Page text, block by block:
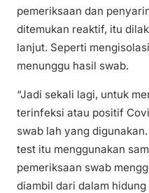
pemeriksaan dan
ditemukan reaktif, itu
lanjut. Seperti
menunggu hasil swab.
“Jadi sekali lagi, untuk
terinfeksi atau positif
swab lah yang
test itu menggunakan
pemeriksaan swab
diambil dari dalam